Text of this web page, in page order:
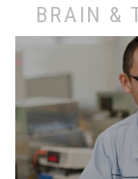
BRAIN &